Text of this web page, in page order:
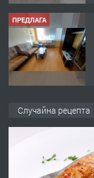
ПРЕДЛАГА
Случайна рецепта